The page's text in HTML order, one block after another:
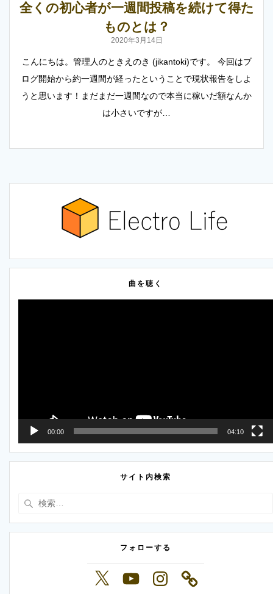
全くの初心者が一週間投稿を続けて得た
ものとは？
2020年3月14日
こんにちは。管理人のときえのき (jikantoki)です。 今回はブ
ログ開始から約一週間が経ったということで現状報告をしよ
うと思います！まだまだ一週間なので本当に稼いだ額なんか
は小さいですが…
曲を聴く
00:00 04:10
サイト内検索
フォローする
X YouTubeInstagram